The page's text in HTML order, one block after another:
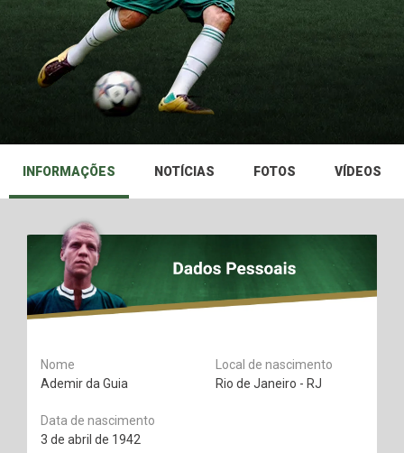
INFORMAÇÕES NOTÍCIAS FOTOS VÍDEOS
Nome
Ademir da Guia
Data de nascimento
3 de abril de 1942
Local de nascimento
Rio de Janeiro - RJ